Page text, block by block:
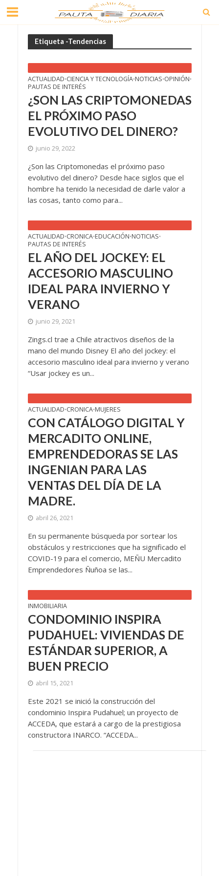
Etiqueta -Tendencias
ACTUALIDAD•CIENCIA Y TECNOLOGÍA•NOTICIAS•OPINIÓN•
PAUTAS DE INTERÉS
¿SON LAS CRIPTOMONEDAS
EL PRÓXIMO PASO
EVOLUTIVO DEL DINERO?
junio 29, 2022
¿Son las Criptomonedas el próximo paso
evolutivo del dinero? Desde hace siglos que el
hombre ha tenido la necesidad de darle valor a
las cosas, tanto como para...
ACTUALIDAD•CRONICA•EDUCACIÓN•NOTICIAS•
PAUTAS DE INTERÉS
EL AÑO DEL JOCKEY: EL
ACCESORIO MASCULINO
IDEAL PARA INVIERNO Y
VERANO
junio 29, 2021
Zings.cl trae a Chile atractivos diseños de la
mano del mundo Disney El año del jockey: el
accesorio masculino ideal para invierno y verano
“Usar jockey es un...
ACTUALIDAD•CRONICA•MUJERES
CON CATÁLOGO DIGITAL Y
MERCADITO ONLINE,
EMPRENDEDORAS SE LAS
INGENIAN PARA LAS
VENTAS DEL DÍA DE LA
MADRE.
abril 26, 2021
En su permanente búsqueda por sortear los
obstáculos y restricciones que ha significado el
COVID-19 para el comercio, MEÑU Mercadito
Emprendedores Ñuñoa se las...
INMOBILIARIA
CONDOMINIO INSPIRA
PUDAHUEL: VIVIENDAS DE
ESTÁNDAR SUPERIOR, A
BUEN PRECIO
abril 15, 2021
Este 2021 se inició la construcción del
condominio Inspira Pudahuel; un proyecto de
ACCEDA, que estará a cargo de la prestigiosa
constructora INARCO. “ACCEDA...